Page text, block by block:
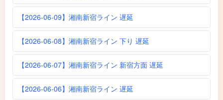
【2026-06-09】湘南新宿ライン 遅延
【2026-06-08】湘南新宿ライン 下り 遅延
【2026-06-07】湘南新宿ライン 新宿方面 遅延
【2026-06-06】湘南新宿ライン 遅延